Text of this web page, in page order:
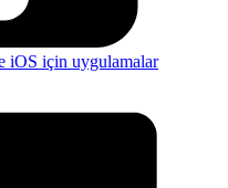
iOS için uygulamalar